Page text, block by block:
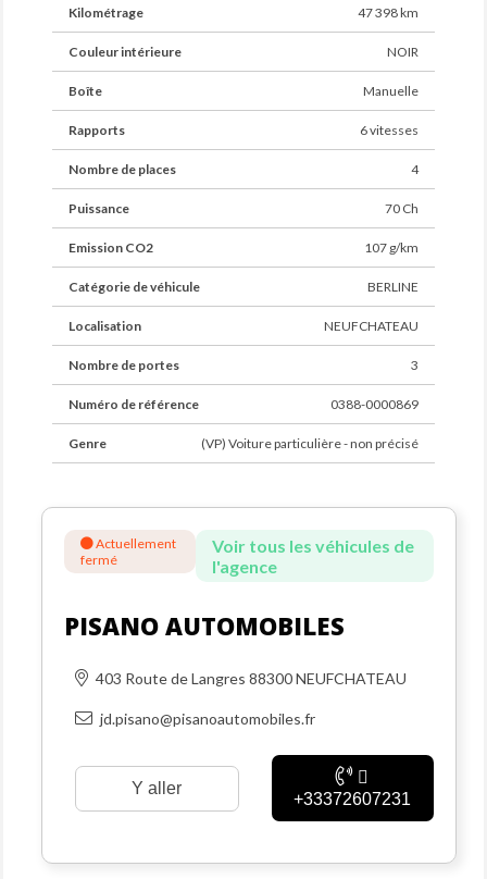
Kilométrage 47 398 km
Couleur intérieure NOIR
Boîte Manuelle
Rapports 6 vitesses
Nombre de places 4
Puissance 70 Ch
Emission CO2 107 g/km
Catégorie de véhicule BERLINE
Localisation NEUFCHATEAU
Nombre de portes 3
Numéro de référence 0388-0000869
Genre (VP) Voiture particulière - non précisé
Actuellement
fermé
Voir tous les véhicules de
l'agence
PISANO AUTOMOBILES
403 Route de Langres 88300 NEUFCHATEAU
jd.pisano@pisanoautomobiles.fr
Y aller
+33372607231